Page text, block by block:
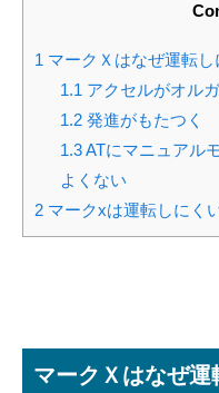
1 マークＸはなぜ運転
1.1 アクセルがオル
1.2発進がもたつく
1.3ATにマニュアル
よくない
2 マークxは運転しにく
マークＸはなぜ